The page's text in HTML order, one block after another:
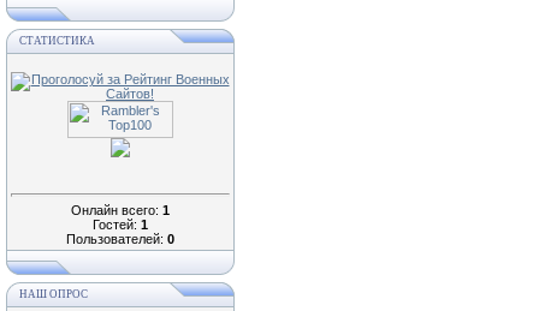
СТАТИСТИКА
Онлайн всего: 1
Гостей: 1
Пользователей: 0
НАШ ОПРОС